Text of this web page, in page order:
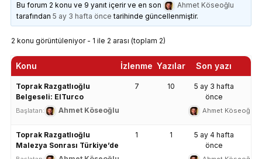
Bu forum 2 konu ve 9 yanıt içerir ve en son
Ahmet Köseoğlu
tarafından5 ay 3 hafta önce tarihinde güncellenmiştir.
2 konu görüntüleniyor - 1 ile 2 arası (toplam 2)
Konu İzlenme Yazılar Son yazı
Toprak Razgatlıoğlu
Belgeseli: ElTurco
Başlatan: Ahmet Köseoğlu
7 10
5 ay 3 hafta
önce
Ahmet Köseoğlu
Toprak Razgatlıoğlu
Malezya Sonrası Türkiye’de
1 1
5 ay 4 hafta
önce